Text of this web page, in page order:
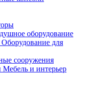
оборудование
Оборудование для
сооружения
Мебель и интерьер